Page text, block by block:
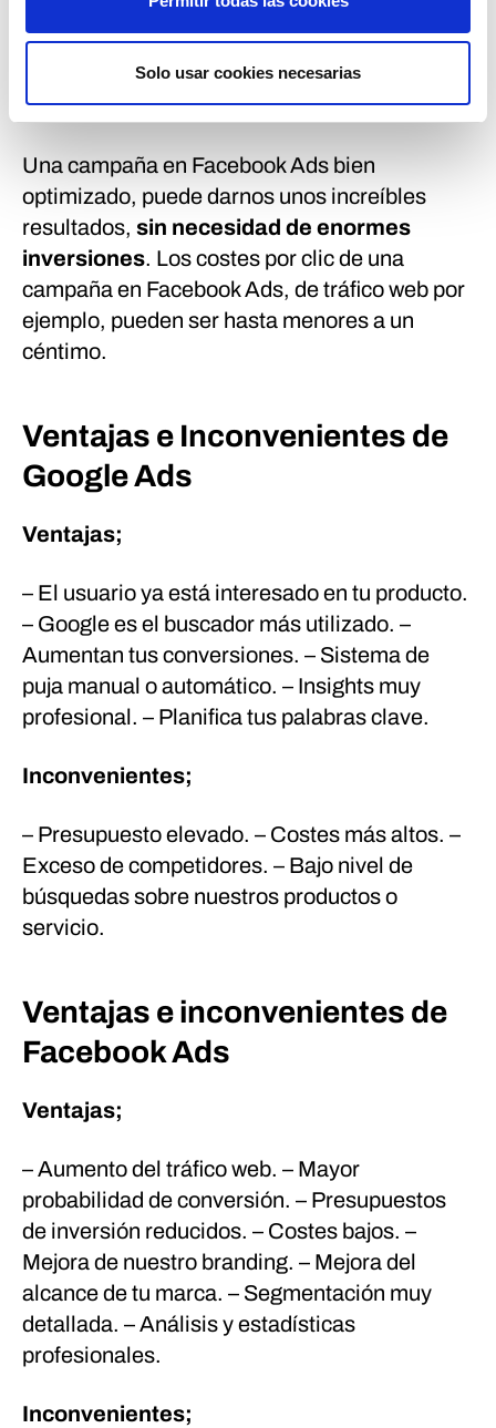
m
Solo usar cookies necesarias
mejor en cada momento.
CPC Facebook Ads.
Una campaña en Facebook Ads bien
optimizado, puede darnos unos increíbles
resultados, sin necesidad de enormes
inversiones. Los costes por clic de una
campaña en Facebook Ads, de tráfico web por
ejemplo, pueden ser hasta menores a un
céntimo.
Ventajas e Inconvenientes de
Google Ads
Ventajas;
– El usuario ya está interesado en tu producto.
– Google es el buscador más utilizado. –
Aumentan tus conversiones. – Sistema de
puja manual o automático. – Insights muy
profesional. – Planifica tus palabras clave.
Inconvenientes;
– Presupuesto elevado. – Costes más altos. –
Exceso de competidores. – Bajo nivel de
búsquedas sobre nuestros productos o
servicio.
Ventajas e inconvenientes de
Facebook Ads
Ventajas;
– Aumento del tráfico web. – Mayor
probabilidad de conversión. – Presupuestos
de inversión reducidos. – Costes bajos. –
Mejora de nuestro branding. – Mejora del
alcance de tu marca. – Segmentación muy
detallada. – Análisis y estadísticas
profesionales.
Inconvenientes;